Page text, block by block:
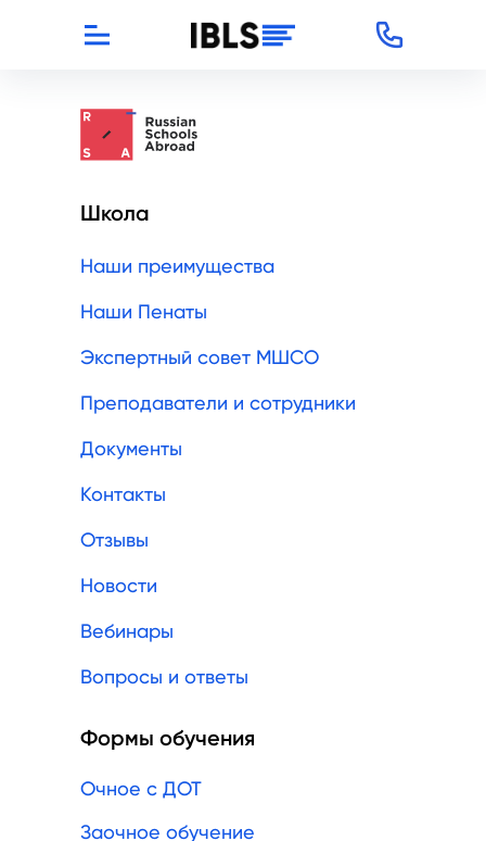
Школа
Наши преимущества
Наши Пенаты
Экспертный совет МШСО
Преподаватели и сотрудники
Документы
Контакты
Отзывы
Новости
Вебинары
Вопросы и ответы
Формы обучения
Заочное обучение
Очное с ДОТ